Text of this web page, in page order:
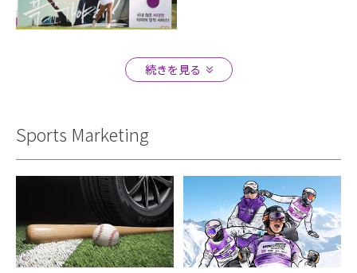
続きを見る
Sports Marketing